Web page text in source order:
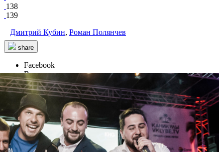
138
139
Дмитрий Кубин, Роман Полянчев
share
Facebook
Вконтакте
50 721
22
29
Каникулы VKLYBE.TV/ other events